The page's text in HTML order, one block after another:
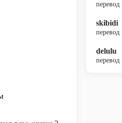
перевод
skibidi
перевод
delulu
перевод